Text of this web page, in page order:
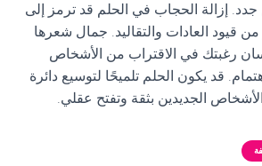
إزالة الحجاب في الحلم قد ترمز إلى
من قيود العادات والتقاليد. جمال شعرها
رغبتك في الاقتراب من الأشخاص
قد يكون الحلم تلميحًا لتوسيع دائرة
الجديدين بثقة وتفتح عقلي.